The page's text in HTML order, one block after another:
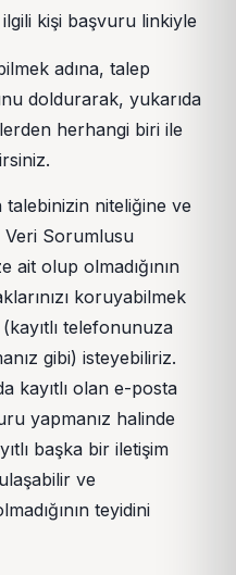
kişi başvuru linkiyle
adına, talep
doldurarak, yukarıda
herhangi biri ile
niteliğine ve
Sorumlusu
ait olup olmadığının
koruyabilmek
telefonunuza
gibi) isteyebiliriz.
kayıtlı olan e-posta
yapmanız halinde
başka bir iletişim
ve
teyidini